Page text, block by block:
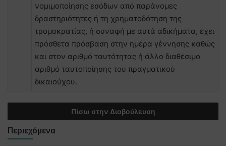
νομιμοποίησης εσόδων από παράνομες
δραστηριότητες ή τη χρηματοδότηση της
τρομοκρατίας, ή συναφή με αυτά αδικήματα, έχει
πρόσθετα πρόσβαση στην ημέρα γέννησης καθώς
και στον αριθμό ταυτότητας ή άλλο διαθέσιμο
αριθμό ταυτοποίησης του πραγματικού
δικαιούχου.
Πίσω στην Διαβούλευση
Περιεχόμενα